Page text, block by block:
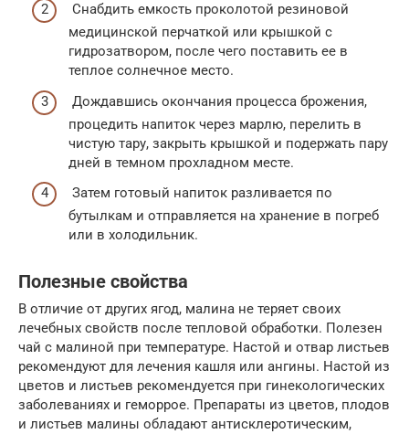
Снабдить емкость проколотой резиновой
медицинской перчаткой или крышкой с
гидрозатвором, после чего поставить ее в
теплое солнечное место.
Дождавшись окончания процесса брожения,
процедить напиток через марлю, перелить в
чистую тару, закрыть крышкой и подержать пару
дней в темном прохладном месте.
Затем готовый напиток разливается по
бутылкам и отправляется на хранение в погреб
или в холодильник.
Полезные свойства
В отличие от других ягод, малина не теряет своих
лечебных свойств после тепловой обработки. Полезен
чай с малиной при температуре. Настой и отвар листьев
рекомендуют для лечения кашля или ангины. Настой из
цветов и листьев рекомендуется при гинекологических
заболеваниях и геморрое. Препараты из цветов, плодов
и листьев малины обладают антисклеротическим,